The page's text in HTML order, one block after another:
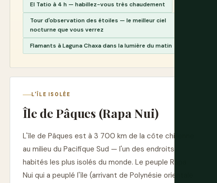
El Tatio à 4 h — habillez-vous très chaudement
Tour d'observation des étoiles — le meilleur ciel
nocturne que vous verrez
Flamants à Laguna Chaxa dans la lumière du matin
L'ÎLE ISOLÉE
Île de Pâques (Rapa Nui)
L'île de Pâques est à 3 700 km de la côte chilienne
au milieu du Pacifique Sud — l'un des endroits
habités les plus isolés du monde. Le peuple Rapa
Nui qui a peuplé l'île (arrivant de Polynésie orientale